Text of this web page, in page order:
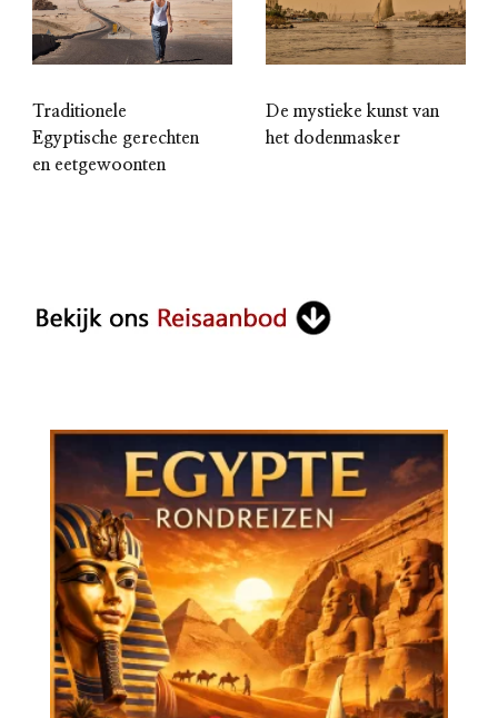
Traditionele
Egyptische gerechten
en eetgewoonten
De mystieke kunst van
het dodenmasker